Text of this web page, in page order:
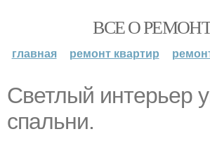
ВСЕ О
главная ремонт квартир
Светлый интерьер
спальни.